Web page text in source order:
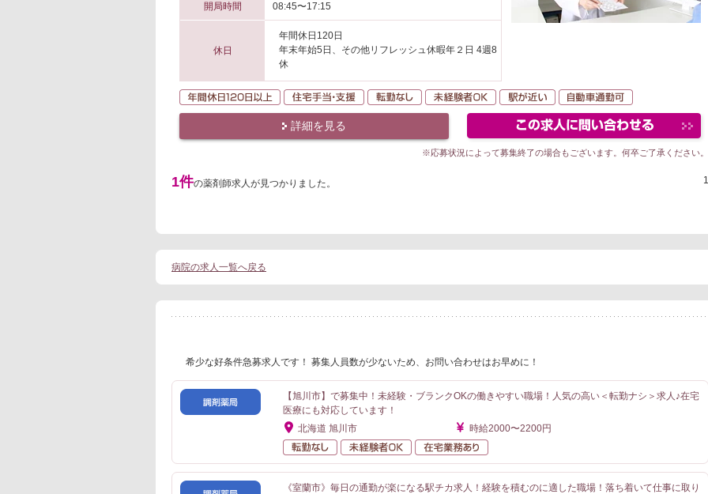
開局時間 08:45〜17:15
休日
年間休日120日
年末年始5日、その他リフレッシュ休暇年２日 4週8
休
年間休日120日以上 住宅手当・支援 転勤なし 未経験者OK 駅が近い
詳細を見る
※応募状況によって募集終了の場合もございます。何卒ご了承ください。
1件の薬剤師求人が見つかりました。 1
病院の求人一覧へ戻る
希少な好条件急募求人です！ 募集人員数が少ないため、お問い合わせはお早めに！
【旭川市】で募集中！未経験・ブランクOKの働きやすい職場！人気の高い＜転勤ナシ＞求人♪在宅
医療にも対応しています！
北海道 旭川市
時給2000〜2200円
転勤なし
未経験者OK
《室蘭市》毎日の通勤が楽になる駅チカ求人！経験を積むのに適した職場！落ち着いて仕事に取り